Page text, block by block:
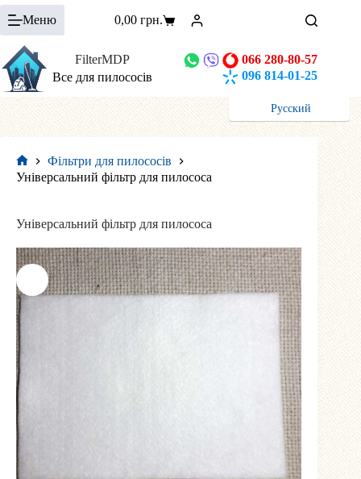
Перейти
до
вмісту
Меню Кошик
0,00грн.
FilterMDP
Все для пилососів
066 280-80-57
096 814-01-25
Русский
Головна
Фільтри для пилососів
Універсальний фільтр для пилососа
Універсальний фільтр для пилососа